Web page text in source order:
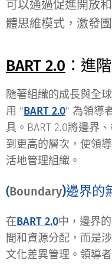
可以通過促進開放和
體思維模式，激發
BART 2.0 ：進
隨著組織的成長與全
用 "BART 2.0" 為領導
具。BART 2.0將邊界
到更高的層次，使領
活地管理組織。
(Boundary)邊界的
在BART 2.0中，邊界
間和資源分配，而是
文化差異管理。領導